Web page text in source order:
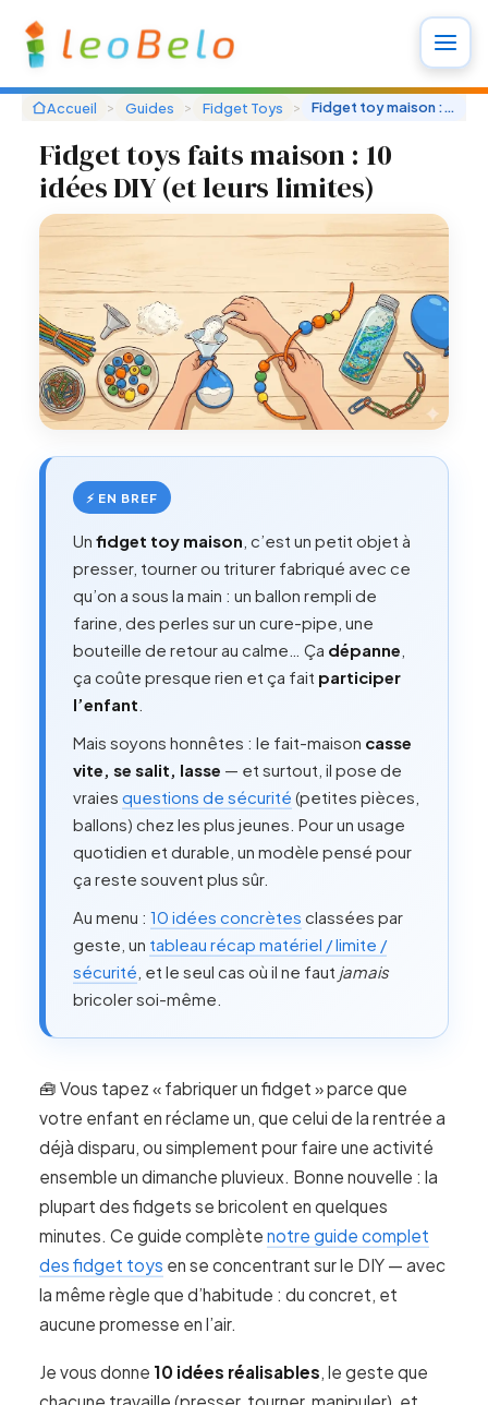
contenu
Accueil > Guides > Fidget Toys > Fidget toy maison : 10 idées DIY et leurs limites
Fidget toys faits maison : 10
idées DIY (et leurs limites)
⚡ EN BREF
Un fidget toy maison , c’est un petit objet à
presser, tourner ou triturer fabriqué avec ce
qu’on a sous la main : un ballon rempli de
farine, des perles sur un cure-pipe, une
bouteille de retour au calme… Ça dépanne
ça coûte presque rien et ça fait participer
l’enfant
Mais soyons honnêtes : le fait-maison casse
vite, se salit, lasse — et surtout, il pose de
vraies questions de sécurité (petites pièces,
ballons) chez les plus jeunes. Pour un usage
quotidien et durable, un modèle pensé pour
ça reste souvent plus sûr.
Au menu : 10 idées concrètes classées par
geste, un tableau récap matériel / limite /
sécurité , et le seul cas où il ne faut jamais
bricoler soi-même.
🧰 Vous tapez « fabriquer un fidget » parce que
votre enfant en réclame un, que celui de la rentrée a
déjà disparu, ou simplement pour faire une activité
ensemble un dimanche pluvieux. Bonne nouvelle : la
plupart des fidgets se bricolent en quelques
minutes. Ce guide complètenotre guide complet
des fidget toys en se concentrant sur le DIY — avec
la même règle que d’habitude : du concret, et
aucune promesse en l’air.
Je vous donne 10 idées réalisables, le geste que